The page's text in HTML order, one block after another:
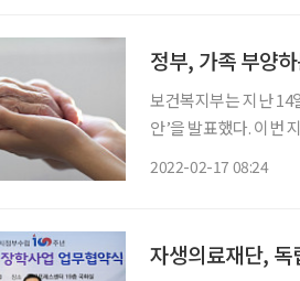
정부, 가족 부양
보건복지부는 지난 14
안’을 발표했다. 이번
2022-02-17 08:24
자생의료재단, 독